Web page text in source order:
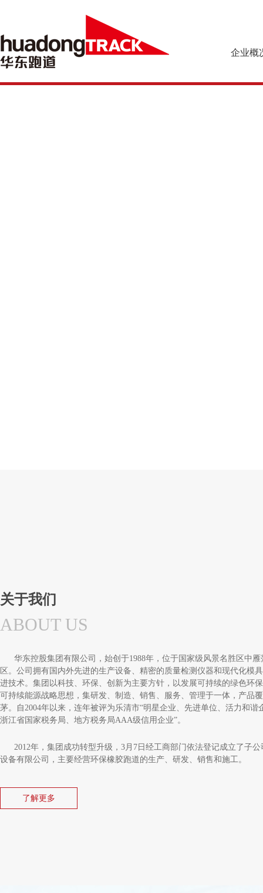
企业概
企业简介 预制型橡胶
关于我们
ABOUT US
华东控股集团有限公司，始创于1988年，位于国家级风景名胜区中雁
区。公司拥有国内外先进的生产设备、精密的质量检测仪器和现代化模
进技术。集团以科技、环保、创新为主要方针，以发展可持续的绿色环
可持续能源战略思想，集研发、制造、销售、服务、管理于一体，产品
茅。自2004年以来，连年被评为乐清市“明星企业、先进单位、活力和谐
浙江省国家税务局、地方税务局AAA级信用企业”。
2012年，集团成功转型升级，3月7日经工商部门依法登记成立了子公
设备有限公司，主要经营环保橡胶跑道的生产、研发、销售和施工。
公司通过引进世界上先进、自动化、可连续性生产的预制型橡胶跑道
喂料、自动压延复活、在常压下连续不间断的硫化与二次硫化定型、冷
项目生产技能配置科学合理、产量高、能耗少、劳动强度低、质量效能
了解更多